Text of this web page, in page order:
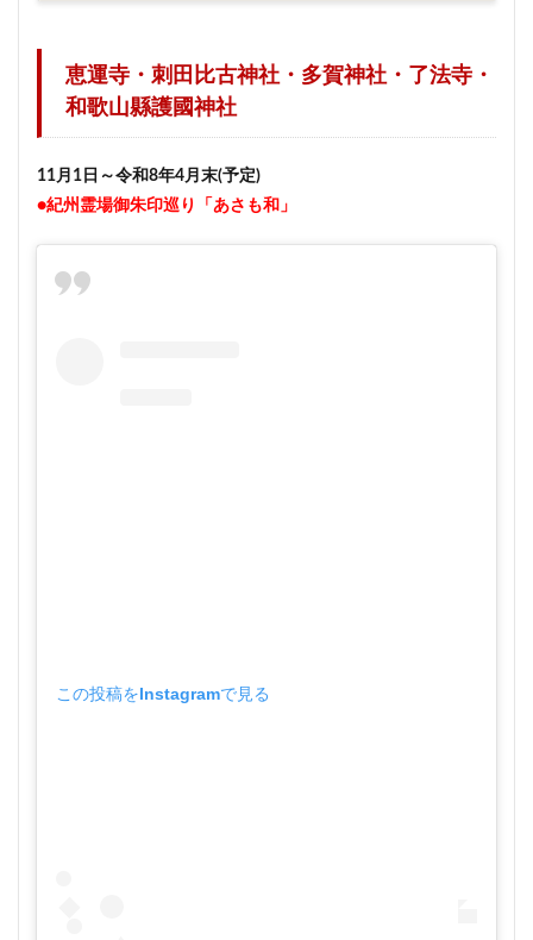
恵運寺・ 刺田比古神社・ 多賀神社・
了法寺・
和歌山縣護國神社
11月1日～令和8年4月末(予定)
●紀州霊場御朱印巡り「あさも和」
この投稿をInstagramで見る